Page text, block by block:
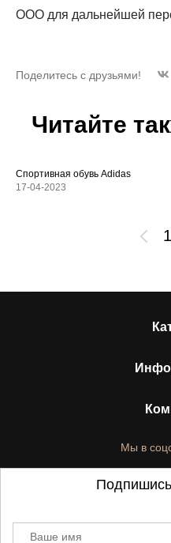
ООО для дальнейшей
Поделитесь с друзьями!
Читайте
Спортивная обувь Adidas
17-04-2023
1
Мы в
Ваше имя